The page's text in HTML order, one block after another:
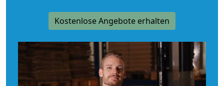
Kostenlose Angebote erhalten